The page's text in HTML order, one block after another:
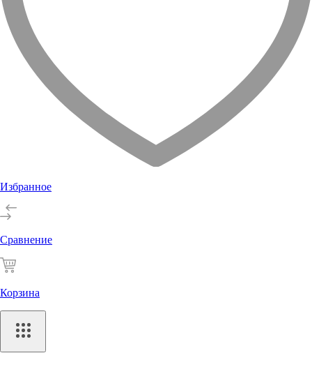
Избранное
Сравнение
Корзина